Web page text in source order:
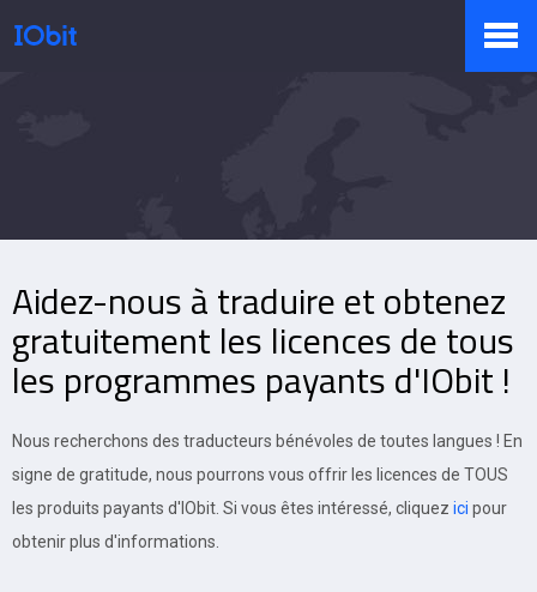
Centre de presse
Support
Partenaires
Aidez-nous à traduire et obtenez
gratuitement les licences de tous
les programmes payants d'IObit !
Nous recherchons des traducteurs bénévoles de toutes langues ! En
signe de gratitude, nous pourrons vous offrir les licences de TOUS
les produits payants d'IObit. Si vous êtes intéressé, cliquez ici pour
obtenir plus d'informations.